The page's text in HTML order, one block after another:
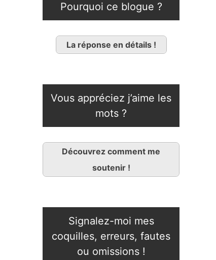
Pourquoi ce blogue ?
La réponse en détails !
Vous appréciez j’aime les
mots ?
Découvrez comment me
soutenir !
Signalez-moi mes
coquilles, erreurs, fautes
ou omissions !